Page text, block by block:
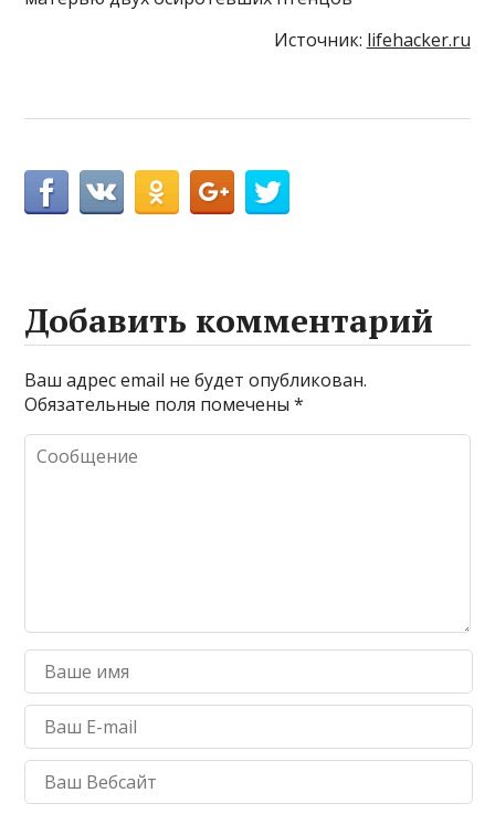
Источник: lifehacker.ru
Добавить комментарий
Ваш адрес email не будет опубликован.
Обязательные поля помечены*